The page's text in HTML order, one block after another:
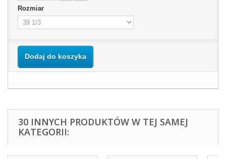
Rozmiar
Dodaj do koszyka
30 INNYCH PRODUKTÓW W TEJ SAMEJ
KATEGORII: